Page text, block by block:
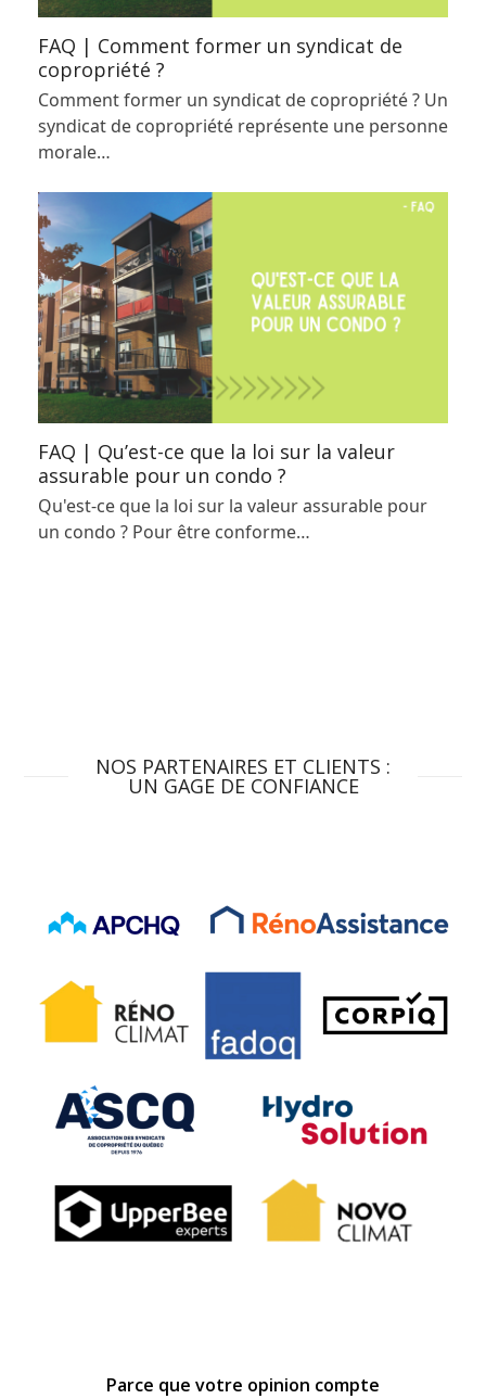
FAQ | Comment former un syndicat de
copropriété ?
Comment former un syndicat de copropriété ? Un
syndicat de copropriété représente une personne
morale…
FAQ | Qu’est-ce que la loi sur la valeur
assurable pour un condo ?
Qu'est-ce que la loi sur la valeur assurable pour
un condo ? Pour être conforme…
NOS PARTENAIRES ET CLIENTS :
UN GAGE DE CONFIANCE
Parce que votre opinion compte